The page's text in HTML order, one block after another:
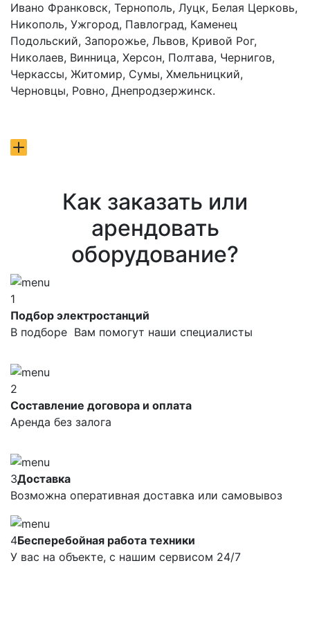
Ивано Франковск, Тернополь, Луцк, Белая Церковь,
Никополь, Ужгород, Павлоград, Каменец
Подольский, Запорожье, Львов, Кривой Рог,
Николаев, Винница, Херсон, Полтава, Чернигов,
Черкассы, Житомир, Сумы, Хмельницкий,
Черновцы, Ровно, Днепродзержинск.
Как заказать или
арендовать
оборудование?
1
Подбор электростанций
В подборе Вам помогут наши специалисты
2
Составление договора и оплата
Аренда без залога
3Доставка
Возможна оперативная доставка или самовывоз
4Бесперебойная работа техники
У вас на объекте, с нашим сервисом 24/7